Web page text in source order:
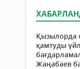
Қызылорда
қамтуды
Жаңабаев